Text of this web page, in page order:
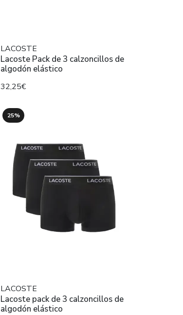
LACOSTE
Lacoste Pack de 3 calzoncillos de
algodón elástico
32,25€
25%
LACOSTE
Lacoste pack de 3 calzoncillos de
algodón elástico